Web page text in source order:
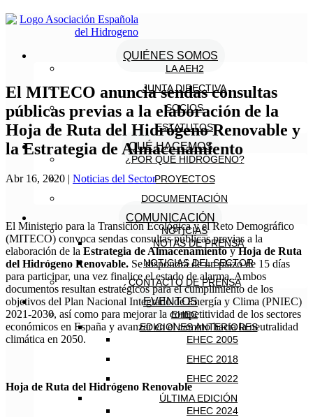
QUIÉNES SOMOS
LA AEH2
JUNTA DIRECTIVA
SOCIOS
ESTATUTOS
QUÉ HACEMOS
¿POR QUÉ HIDRÓGENO?
PROYECTOS
DOCUMENTACIÓN
COMUNICACIÓN
NOTICIAS
NOTAS DE PRENSA
NOTICIAS DEL SECTOR
CONTACTO DE PRENSA
EVENTOS
EHEC
EDICIONES ANTERIORES
EHEC 2005
EHEC 2018
EHEC 2022
ÚLTIMA EDICIÓN
EHEC 2024
El MITECO anuncia sendas consultas
públicas previas a la elaboración de la
Hoja de Ruta del Hidrógeno Renovable y
la Estrategia de Almacenamiento
Abr 16, 2020 | Noticias del Sector
El Ministerio para la Transición Ecológica y el Reto Demográfico
(MITECO) convoca sendas consultas públicas previas a la
elaboración de la Estrategia de AlmacenamientoyHoja de Ruta
del Hidrógeno Renovable. Se dispondrá de un plazo de 15 días
para participar, una vez finalice el estado de alarma. Ambos
documentos resultan estratégicos para el cumplimiento de los
objetivos del Plan Nacional Integrado de Energía y Clima (PNIEC)
2021-2030, así como para mejorar la competitividad de los sectores
económicos en España y avanzar en el camino hacia la neutralidad
climática en 2050.
Hoja de Ruta del Hidrógeno Renovable